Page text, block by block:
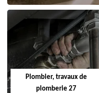
Plombier, travaux de
plomberie 27